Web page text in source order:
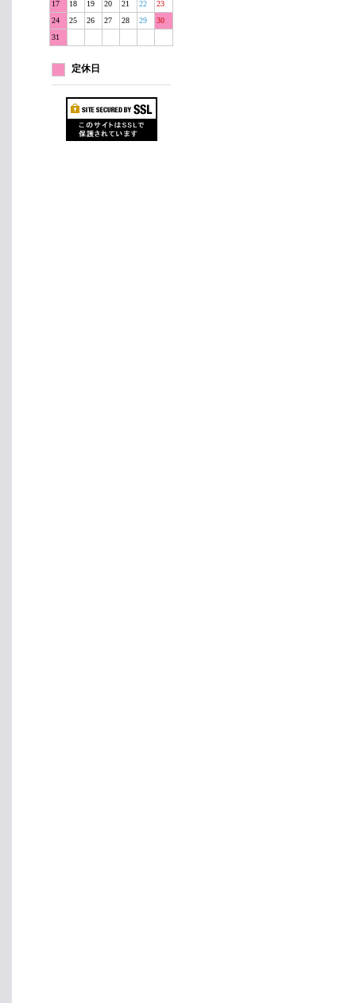
17 18 19 20 21 22
23
24
25 26 27 28 29
30
31
定休日